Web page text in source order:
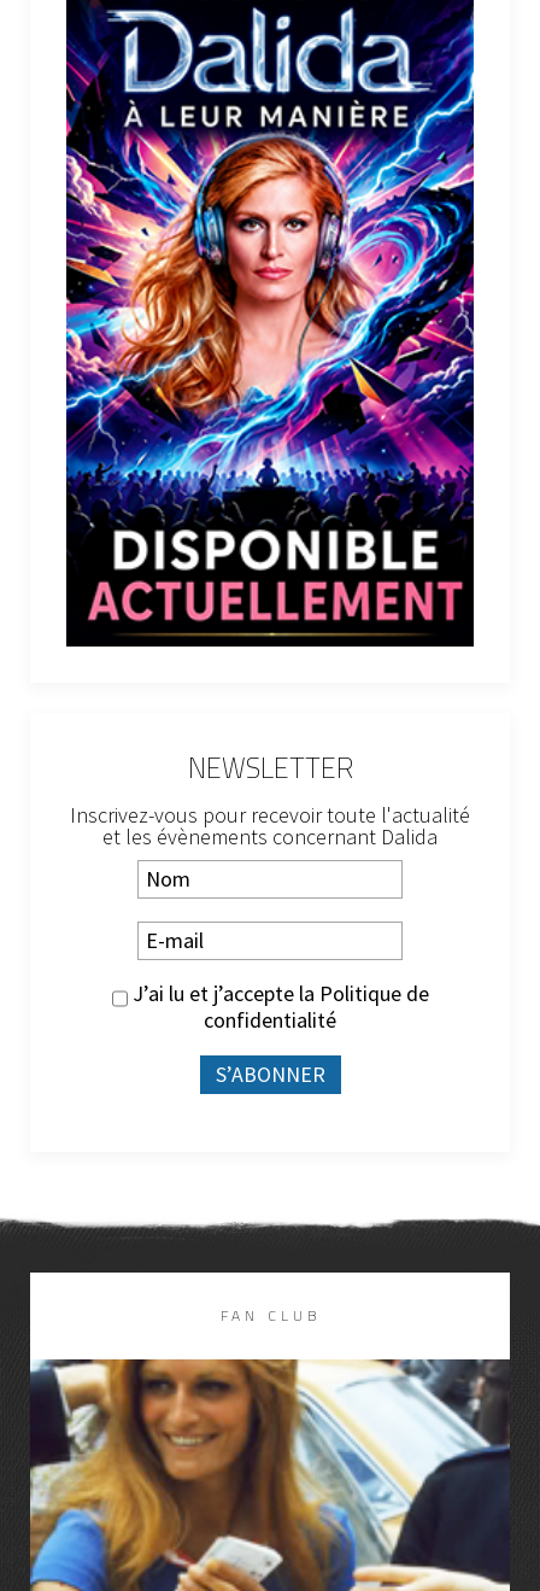
NEWSLETTER
Inscrivez-vous pour recevoir toute l'actualité
et les évènements concernant Dalida
J’ai lu et j’accepte la Politique de
confidentialité
FAN CLUB
LIRE LA SUITE